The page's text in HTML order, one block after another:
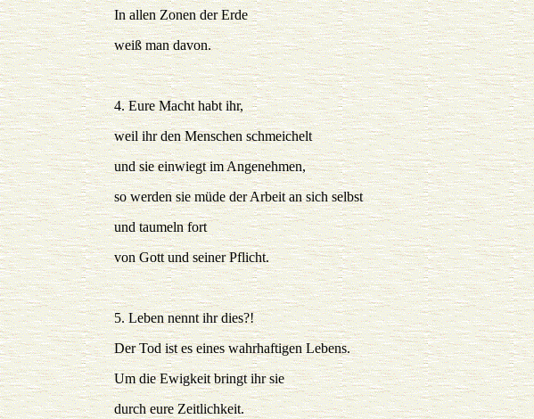
In allen Zonen der Erde
weiß man davon.
4. Eure Macht habt ihr,
weil ihr den Menschen schmeichelt
und sie einwiegt im Angenehmen,
so werden sie müde der Arbeit an sich selbst
und taumeln fort
von Gott und seiner Pflicht.
5. Leben nennt ihr dies?!
Der Tod ist es eines wahrhaftigen Lebens.
Um die Ewigkeit bringt ihr sie
durch eure Zeitlichkeit.